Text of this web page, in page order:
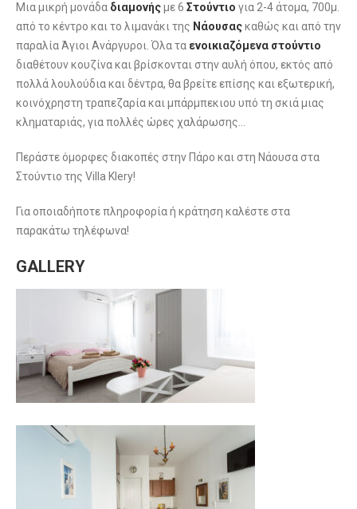
Μια μικρή μονάδα διαμονήςμε 6 Στούντιο για 2-4 άτομα, 700μ.
από το κέντρο και το λιμανάκι της Νάουσαςκαθώς και από την
παραλία Άγιοι Ανάργυροι. Όλα τα ενοικιαζόμενα στούντιο
διαθέτουν κουζίνα και βρίσκονται στην αυλή όπου, εκτός από
πολλά λουλούδια και δέντρα, θα βρείτε επίσης και εξωτερική,
κοινόχρηστη τραπεζαρία και μπάρμπεκιου υπό τη σκιά μιας
κληματαριάς, για πολλές ώρες χαλάρωσης…
Περάστε όμορφες διακοπές στην Πάρο και στη Νάουσα στα
Στούντιο της Villa Klery!
Για οποιαδήποτε πληροφορία ή κράτηση καλέστε στα
παρακάτω τηλέφωνα!
GALLERY